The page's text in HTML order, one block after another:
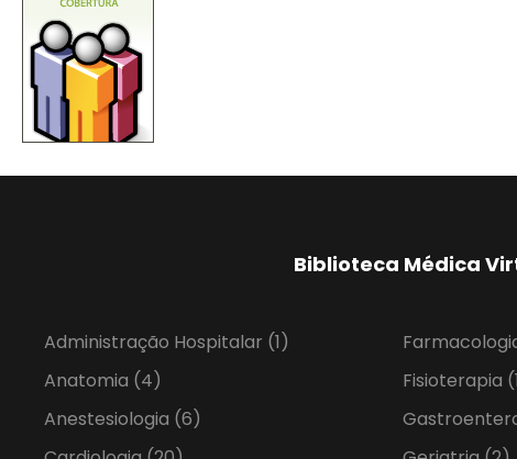
Biblioteca Médica
Administração Hospitalar (1)
Anatomia (4)
Anestesiologia (6)
Fisioterapia